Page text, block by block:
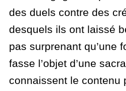
des duels contre des
desquels ils ont laissé
pas surprenant qu’une
fasse l’objet d’une
connaissent le